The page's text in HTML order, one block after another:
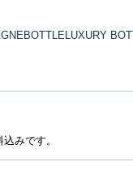
BOTTLELUXURY
みです。